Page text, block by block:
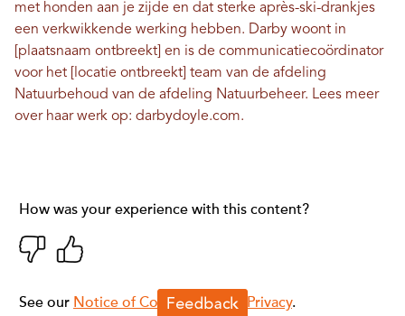
met honden aan je zijde en dat sterke après-ski-drankjes
een verkwikkende werking hebben. Darby woont in
[plaatsnaam ontbreekt] en is de communicatiecoördinator
voor het [locatie ontbreekt] team van de afdeling
Natuurbehoud van de afdeling Natuurbeheer. Lees meer
over haar werk op: darbydoyle.com.